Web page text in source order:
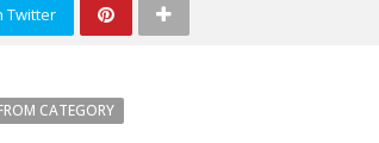
Twitter
CATEGORY